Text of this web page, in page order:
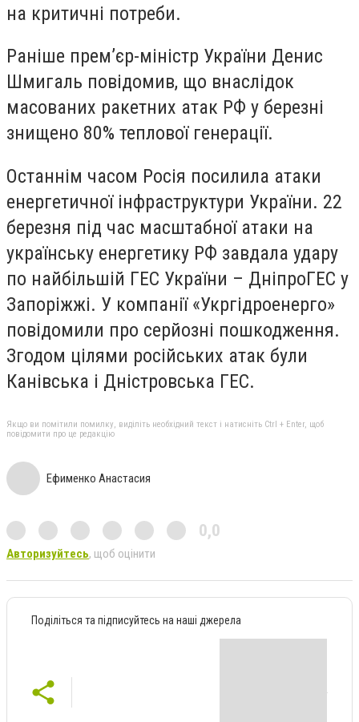
на критичні потреби.
Раніше прем’єр-міністр України Денис
Шмигаль повідомив, що внаслідок
масованих ракетних атак РФ у березні
знищено 80% теплової генерації.
Останнім часом Росія посилила атаки
енергетичної інфраструктури України. 22
березня під час масштабної атаки на
українську енергетику РФ завдала удару
по найбільшій ГЕС України – ДніпроГЕС у
Запоріжжі. У компанії «Укргідроенерго»
повідомили про серйозні пошкодження.
Згодом цілями російських атак були
Канівська і Дністровська ГЕС.
Якщо ви помітили помилку, виділіть необхідний текст і натисніть Ctrl + Enter, щоб
повідомити про це редакцію
Ефименко Анастасия
0,0
Авторизуйтесь, щоб оцінити
Поділіться та підписуйтесь на наші джерела